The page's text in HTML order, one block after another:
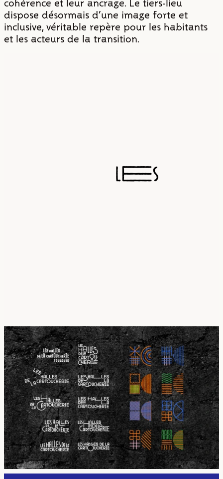
cohérence et leur ancrage. Le tiers-lieu
dispose désormais d'une image forte et
inclusive, véritable repère pour les habitants
et les acteurs de la transition.